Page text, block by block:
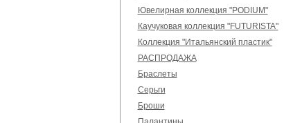
Ювелирная коллекция "PODIUM"
Каучуковая коллекция "FUTURISTA"
Коллекция "Итальянский пластик"
РАСПРОДАЖА
Браслеты
Серьги
Броши